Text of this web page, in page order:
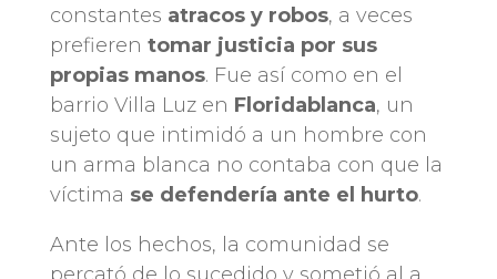
constantes atracos y robos, a veces
prefieren tomar justicia por sus
propias manos. Fue así como en el
barrio Villa Luz en Floridablanca, un
sujeto que intimidó a un hombre con
un arma blanca no contaba con que la
víctima se defendería ante el hurto.
Ante los hechos, la comunidad se